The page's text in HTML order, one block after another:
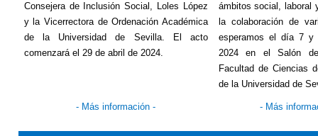
Consejera de Inclusión Social, Loles López
y la Vicerrectora de Ordenación Académica
de la Universidad de Sevilla. El acto
comenzará el 29 de abril de 2024.
ámbitos social, laboral
la colaboración de
esperamos el día 7
2024 en el Salón
Facultad de Ciencias
de la Universidad de
- Más información - - Más